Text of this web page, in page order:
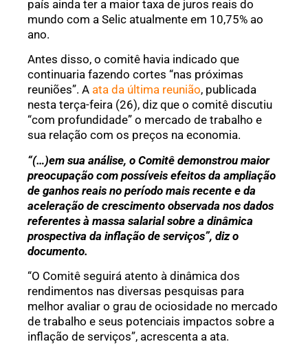
país ainda ter a maior taxa de juros reais do
mundo com a Selic atualmente em 10,75% ao
ano.
Antes disso, o comitê havia indicado que
continuaria fazendo cortes “nas próximas
reuniões”. A ata da última reunião, publicada
nesta terça-feira (26), diz que o comitê discutiu
“com profundidade” o mercado de trabalho e
sua relação com os preços na economia.
“(…)em sua análise, o Comitê demonstrou maior
preocupação com possíveis efeitos da ampliação
de ganhos reais no período mais recente e da
aceleração de crescimento observada nos dados
referentes à massa salarial sobre a dinâmica
prospectiva da inflação de serviços”, diz o
documento.
“O Comitê seguirá atento à dinâmica dos
rendimentos nas diversas pesquisas para
melhor avaliar o grau de ociosidade no mercado
de trabalho e seus potenciais impactos sobre a
inflação de serviços”, acrescenta a ata.